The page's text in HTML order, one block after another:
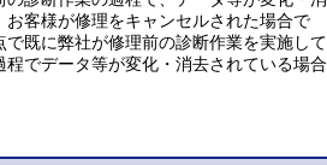
客様が修理をキャンセルされた場合で
で既に弊社が修理前の診断作業を実施して
でデータ等が変化・消去されている場合